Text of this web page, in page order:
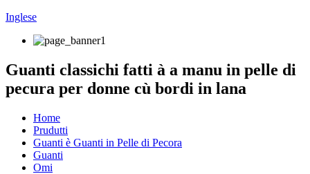
Inglese
Guanti classichi fatti à a manu in pelle di
pecura per donne cù bordi in lana
Home
Prudutti
Guanti è Guanti in Pelle di Pecora
Guanti
Omi